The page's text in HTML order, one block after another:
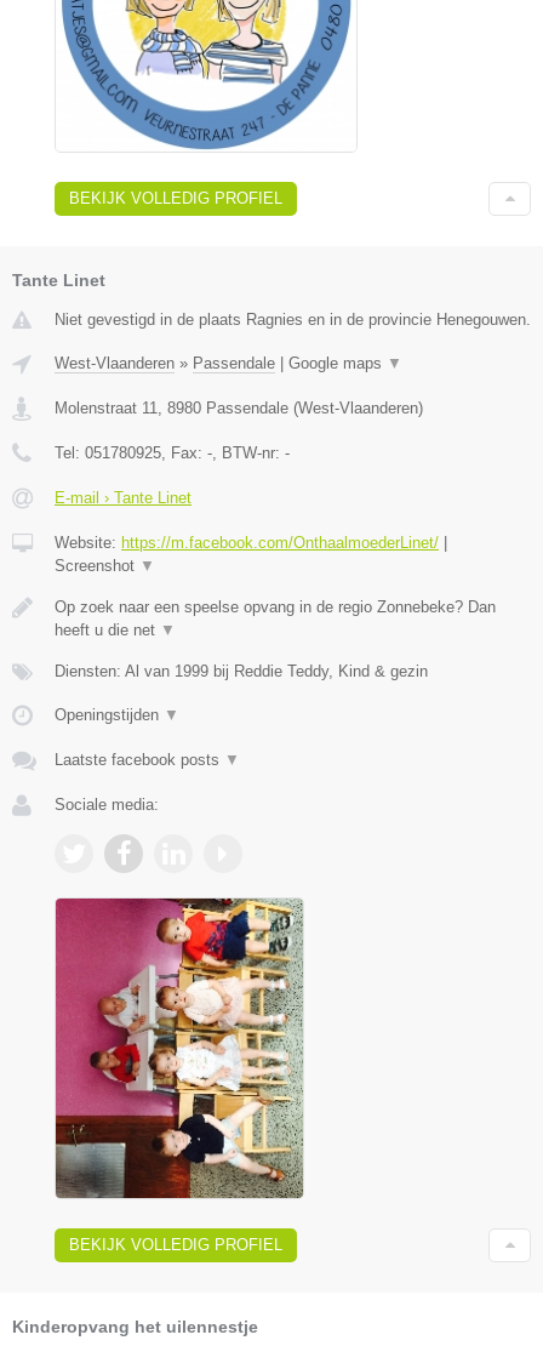
BEKIJK VOLLEDIG PROFIEL
Tante Linet
Niet gevestigd in de plaats Ragnies en in de provincie Henegouwen.
West-Vlaanderen » Passendale | Google maps ▼
Molenstraat 11 8980 Passendale (West-Vlaanderen)
Tel: 051780925 , Fax: - , BTW-nr: -
E-mail › Tante Linet
Website: https://m.facebook.com/OnthaalmoederLinet/ |
Screenshot ▼
Op zoek naar een speelse opvang in de regio Zonnebeke? Dan
heeft u die net ▼
Diensten: Al van 1999 bij Reddie Teddy, Kind & gezin
Openingstijden ▼
Laatste facebook posts ▼
Sociale media:
BEKIJK VOLLEDIG PROFIEL
Kinderopvang het uilennestje